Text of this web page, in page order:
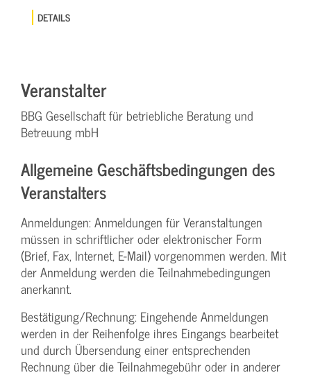
DETAILS
Veranstalter
BBG Gesellschaft für betriebliche Beratung und
Betreuung mbH
Allgemeine Geschäftsbedingungen des
Veranstalters
Anmeldungen: Anmeldungen für Veranstaltungen
müssen in schriftlicher oder elektronischer Form
(Brief, Fax, Internet, E-Mail) vorgenommen werden. Mit
der Anmeldung werden die Teilnahme­bedingungen
anerkannt.
Bestätigung­/Rechnung: Eingehende Anmeldungen
werden in der Reihenfolge ihres Eingangs bearbeitet
und durch Übersendung einer entsprechenden
Rechnung über die Teilnahmegebühr oder in anderer